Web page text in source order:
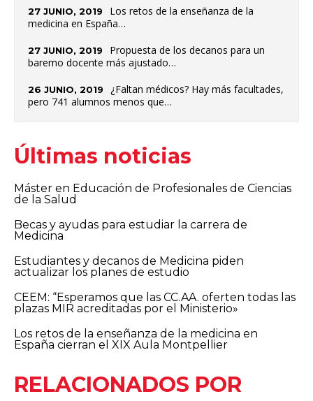
27 JUNIO, 2019
Los retos de la enseñanza de la
medicina en España…
27 JUNIO, 2019
Propuesta de los decanos para un
baremo docente más ajustado…
26 JUNIO, 2019
¿Faltan médicos? Hay más facultades,
pero 741 alumnos menos que…
Últimas noticias
Máster en Educación de Profesionales de Ciencias
de la Salud
Becas y ayudas para estudiar la carrera de
Medicina
Estudiantes y decanos de Medicina piden
actualizar los planes de estudio
CEEM: “Esperamos que las CC.AA. oferten todas las
plazas MIR acreditadas por el Ministerio»
Los retos de la enseñanza de la medicina en
España cierran el XIX Aula Montpellier
RELACIONADOS POR